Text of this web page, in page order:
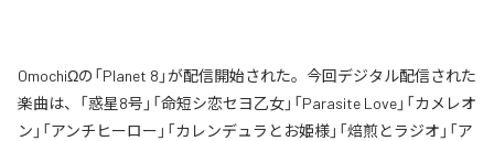
OmochiΩの「Planet 8」が配信開始された。今回デジタル配信された
楽曲は、「惑星8号」「命短シ恋セヨ乙女」「Parasite Love」「カメレオ
ン」「アンチヒーロー」「カレンデュラとお姫様」「焙煎とラジオ」「ア